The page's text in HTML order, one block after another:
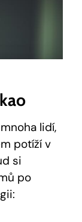
lidí,
potíží v
si
po